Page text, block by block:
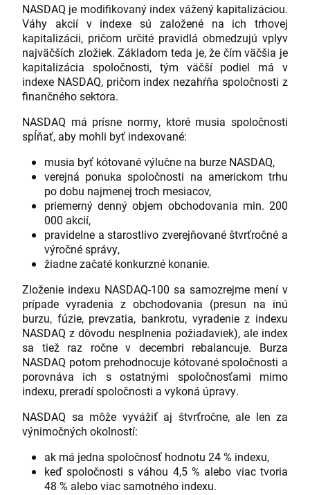
NASDAQ je modifikovaný index vážený kapitalizáciou.
Váhy akcií v indexe sú založené na ich trhovej
kapitalizácii, pričom určité pravidlá obmedzujú vplyv
najväčších zložiek. Základom teda je, že čím väčšia je
kapitalizácia spoločnosti, tým väčší podiel má v
indexe NASDAQ, pričom index nezahŕňa spoločnosti z
finančného sektora.
NASDAQ má prísne normy, ktoré musia spoločnosti
spĺňať, aby mohli byť indexované:
musia byť kótované výlučne na burze NASDAQ,
verejná ponuka spoločnosti na americkom trhu
po dobu najmenej troch mesiacov,
priemerný denný objem obchodovania min. 200
000 akcií,
pravidelne a starostlivo zverejňované štvrťročné a
výročné správy,
žiadne začaté konkurzné konanie.
Zloženie indexu NASDAQ-100 sa samozrejme mení v
prípade vyradenia z obchodovania (presun na inú
burzu, fúzie, prevzatia, bankrotu, vyradenie z indexu
NASDAQ z dôvodu nesplnenia požiadaviek), ale index
sa tiež raz ročne v decembri rebalancuje. Burza
NASDAQ potom prehodnocuje kótované spoločnosti a
porovnáva ich s ostatnými spoločnosťami mimo
indexu, preradí spoločnosti a vykoná úpravy.
NASDAQ sa môže vyvážiť aj štvrťročne, ale len za
výnimočných okolností:
ak má jedna spoločnosť hodnotu 24 % indexu,
keď spoločnosti s váhou 4,5 % alebo viac tvoria
48 % alebo viac samotného indexu.